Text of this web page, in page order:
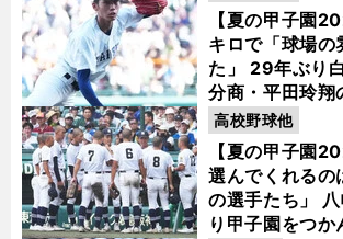
【夏の甲子園
キロで「球場の
た」 29年ぶり
分商・平田玲翔
【夏の甲子園
選んでくれるの
の選手たち」
り甲子園をつか
高校野球他